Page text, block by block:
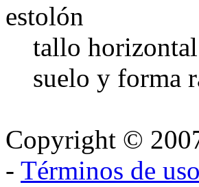
estolón
tallo
suelo y forma
Copyright ©
- Términos de uso